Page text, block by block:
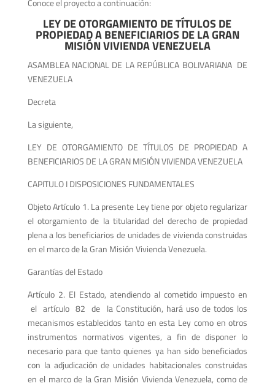
Conoce el proyecto a continuación:
LEY DE OTORGAMIENTO DE TÍTULOS DE
PROPIEDAD A BENEFICIARIOS DE LA GRAN
MISIÓN VIVIENDA VENEZUELA
ASAMBLEA NACIONAL DE LA REPÚBLICA BOLIVARIANA DE
VENEZUELA
Decreta
La siguiente,
LEY DE OTORGAMIENTO DE TÍTULOS DE PROPIEDAD A
BENEFICIARIOS DE LA GRAN MISIÓN VIVIENDA VENEZUELA
CAPITULO I DISPOSICIONES FUNDAMENTALES
Objeto Artículo 1. La presente Ley tiene por objeto regularizar
el otorgamiento de la titularidad del derecho de propiedad
plena a los beneficiarios de unidades de vivienda construidas
en el marco de la Gran Misión Vivienda Venezuela.
Garantías del Estado
Artículo 2. El Estado, atendiendo al cometido impuesto en
el artículo 82 de la Constitución, hará uso de todos los
mecanismos establecidos tanto en esta Ley como en otros
instrumentos normativos vigentes, a fin de disponer lo
necesario para que tanto quienes ya han sido beneficiados
con la adjudicación de unidades habitacionales construidas
en el marco de la Gran Misión Vivienda Venezuela, como de